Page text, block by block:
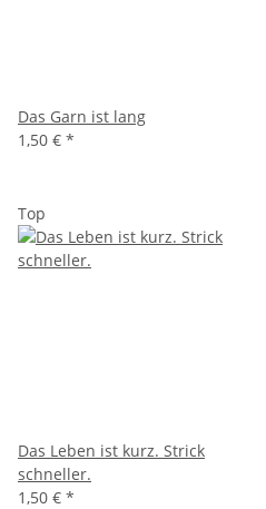
Das Garn ist lang
1,50 € *
Top
Das Leben ist kurz. Strick
schneller.
1,50 € *